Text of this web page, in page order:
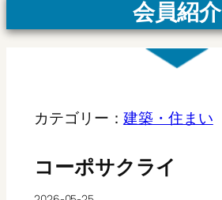
会員紹介
カテゴリー：建築・住まい
コーポサクライ